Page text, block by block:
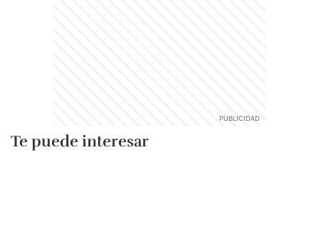
Te puede interesar